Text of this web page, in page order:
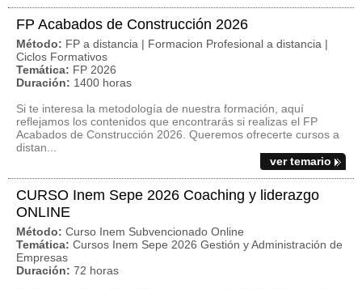
FP Acabados de Construcción 2026
Método: FP a distancia | Formacion Profesional a distancia |
Ciclos Formativos
Temática: FP 2026
Duración: 1400 horas
Si te interesa la metodología de nuestra formación, aquí
reflejamos los contenidos que encontrarás si realizas el FP
Acabados de Construcción 2026. Queremos ofrecerte cursos a
distan...
ver temario
CURSO Inem Sepe 2026 Coaching y liderazgo
ONLINE
Método: Curso Inem Subvencionado Online
Temática: Cursos Inem Sepe 2026 Gestión y Administración de
Empresas
Duración: 72 horas